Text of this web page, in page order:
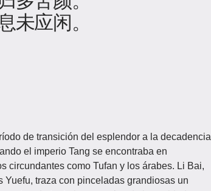
未应闲。
de transición del esplendor a la decadencia
el imperio Tang se encontraba en
circundantes como Tufan y los árabes. Li Bai,
traza con pinceladas grandiosas un